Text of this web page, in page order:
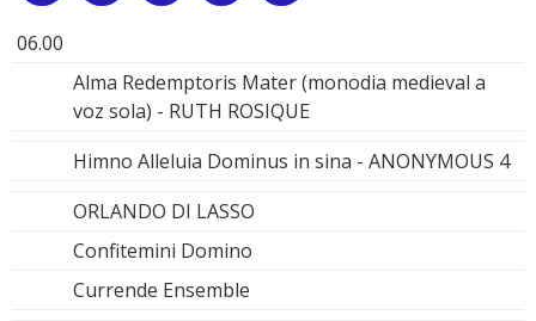
06.00
Alma Redemptoris Mater (monodia medieval a
voz sola) - RUTH ROSIQUE
Himno Alleluia Dominus in sina - ANONYMOUS 4
ORLANDO DI LASSO
Confitemini Domino
Currende Ensemble